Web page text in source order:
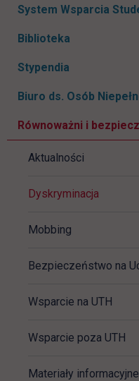
System Wsparcia
Biblioteka
Stypendia
Biuro ds. Osób
Równoważni i
Aktualności
Dyskryminacja
Mobbing
Bezpieczeństwo na
Wsparcie na UTH
Wsparcie poza UTH
Materiały informacyjne